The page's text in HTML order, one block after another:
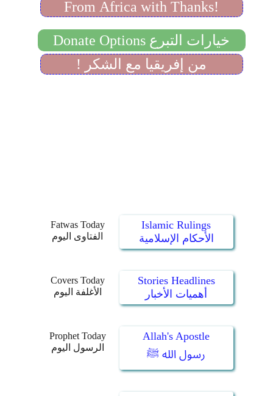
Fatwas Today
الفتاوى اليوم
Islamic Rulings
الأحكام الإسلامية
Covers Today
الأغلفة اليوم
Stories Headlines
أهميات الأخبار
Prophet Today
الرسول اليوم
Allah's Apostle
رسول الله ﷺ